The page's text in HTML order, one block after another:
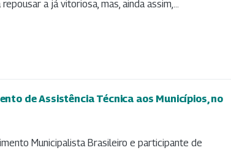
a já vitoriosa, mas, ainda assim,...
de Assistência Técnica aos Municípios, no
Municipalista Brasileiro e participante de